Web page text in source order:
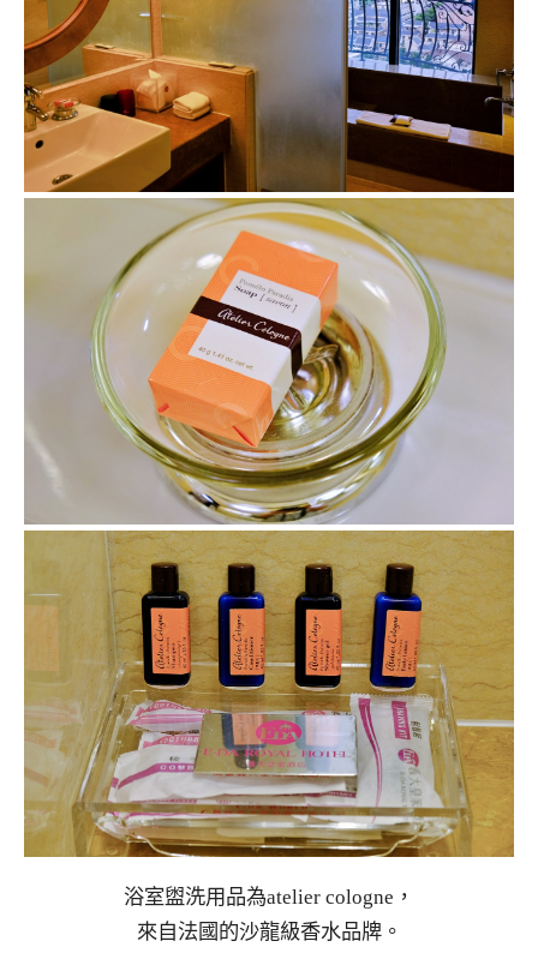
浴室盥洗用品為atelier cologne，
來自法國的沙龍級香水品牌。